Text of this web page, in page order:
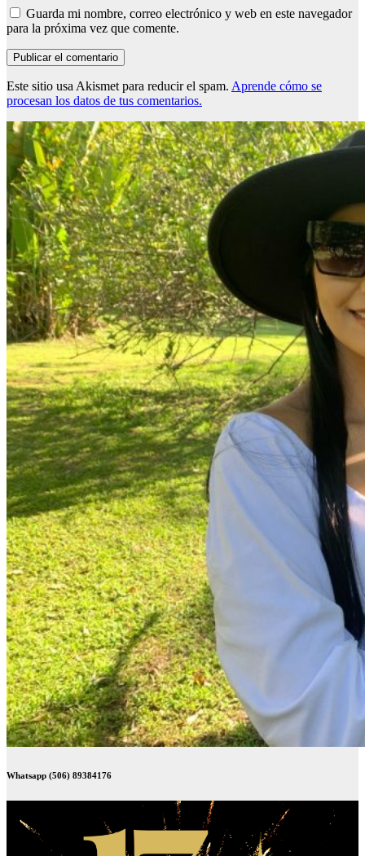
Guarda mi nombre, correo electrónico y web en este navegador
para la próxima vez que comente.
Este sitio usa Akismet para reducir el spam. Aprende cómo se
procesan los datos de tus comentarios.
Whatsapp (506) 89384176